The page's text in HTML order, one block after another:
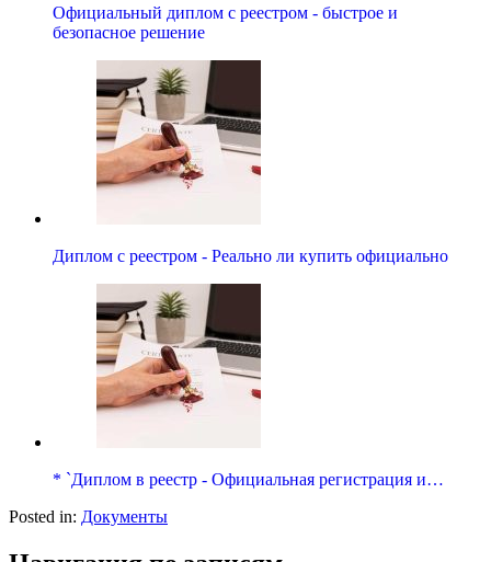
Официальный диплом с реестром - быстрое и
безопасное решение
Диплом с реестром - Реально ли купить официально
* `Диплом в реестр - Официальная регистрация и…
Posted in: Документы